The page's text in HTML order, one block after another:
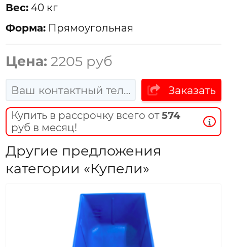
Вес: 40 кг
Форма: Прямоугольная
Цена: 2205 руб
Заказать
Купить в рассрочку всего от574
руб в месяц!
Другие предложения
категории «Купели»